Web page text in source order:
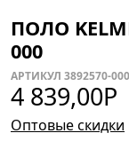
ПОЛО
000
АРТИКУЛ 3892570-000
4 839,00Р
Оптовые скидки